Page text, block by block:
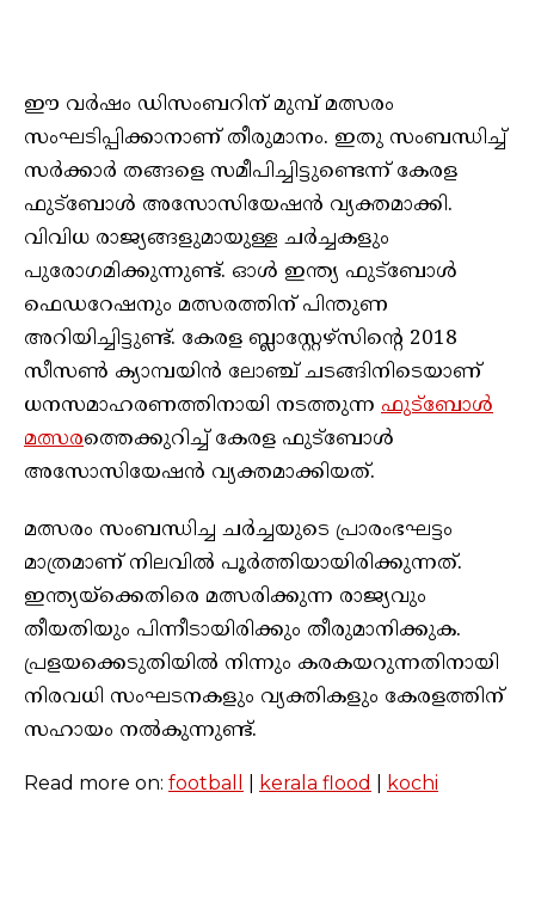
ഈ വര്‍ഷം ഡിസംബറിന് മുമ്പ് മത്സരം
സംഘടിപ്പിക്കാനാണ് തീരുമാനം. ഇതു സംബന്ധിച്ച്
സര്‍ക്കാര്‍ തങ്ങളെ സമീപിച്ചിട്ടുണ്ടെന്ന് കേരള
ഫുട്‌ബോള്‍ അസോസിയേഷന്‍ വ്യക്തമാക്കി.
വിവിധ രാജ്യങ്ങളുമായുള്ള ചര്‍ച്ചകളും
പുരോഗമിക്കുന്നുണ്ട്. ഓള്‍ ഇന്ത്യ ഫുട്‌ബോള്‍
ഫെഡറേഷനും മത്സരത്തിന് പിന്തുണ
അറിയിച്ചിട്ടുണ്ട്. കേരള ബ്ലാസ്റ്റേഴ്‌സിന്റെ 2018
സീസണ്‍ ക്യാമ്പയിന്‍ ലോഞ്ച് ചടങ്ങിനിടെയാണ്
ധനസമാഹരണത്തിനായി നടത്തുന്ന ഫുട്‌ബോള്‍
മത്സരത്തെക്കുറിച്ച് കേരള ഫുട്‌ബോള്‍
അസോസിയേഷന്‍ വ്യക്തമാക്കിയത്.
മത്സരം സംബന്ധിച്ച ചര്‍ച്ചയുടെ പ്രാരംഭഘട്ടം
മാത്രമാണ് നിലവില്‍ പൂര്‍ത്തിയായിരിക്കുന്നത്.
ഇന്ത്യയ്‌ക്കെതിരെ മത്സരിക്കുന്ന രാജ്യവും
തീയതിയും പിന്നീടായിരിക്കും തീരുമാനിക്കുക.
പ്രളയക്കെടുതിയില്‍ നിന്നും കരകയറുന്നതിനായി
നിരവധി സംഘടനകളും വ്യക്തികളും കേരളത്തിന്
സഹായം നല്‍കുന്നുണ്ട്.
Read more on: football kerala flood kochi